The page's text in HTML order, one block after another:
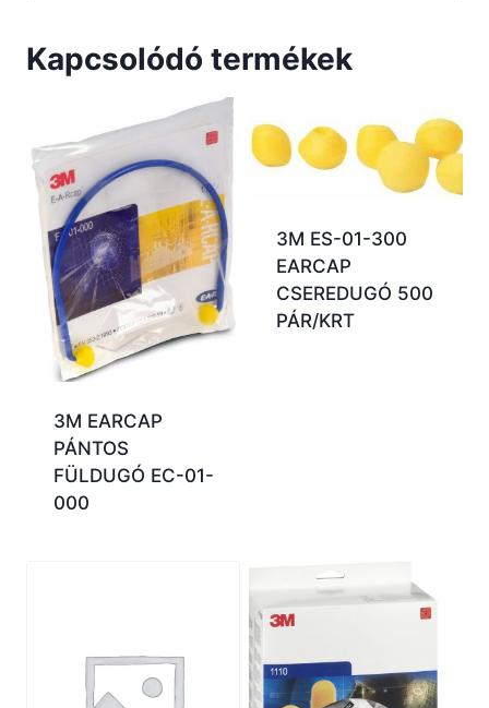
Kapcsolódó termékek
3M EARCAP
PÁNTOS
FÜLDUGÓ EC-01-
000
3M ES-01-300
EARCAP
CSEREDUGÓ 500
PÁR/KRT